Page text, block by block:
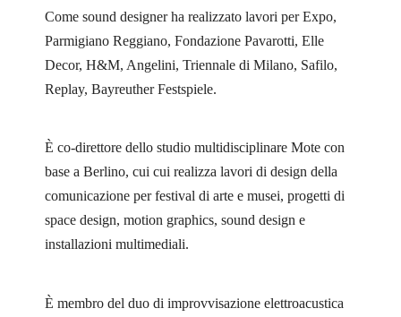
Come sound designer ha realizzato lavori per Expo,
Parmigiano Reggiano, Fondazione Pavarotti, Elle
Decor, H&M, Angelini, Triennale di Milano, Safilo,
Replay, Bayreuther Festspiele.
È co-direttore dello studio multidisciplinare Mote con
base a Berlino, cui cui realizza lavori di design della
comunicazione per festival di arte e musei, progetti di
space design, motion graphics, sound design e
installazioni multimediali.
È membro del duo di improvvisazione elettroacustica